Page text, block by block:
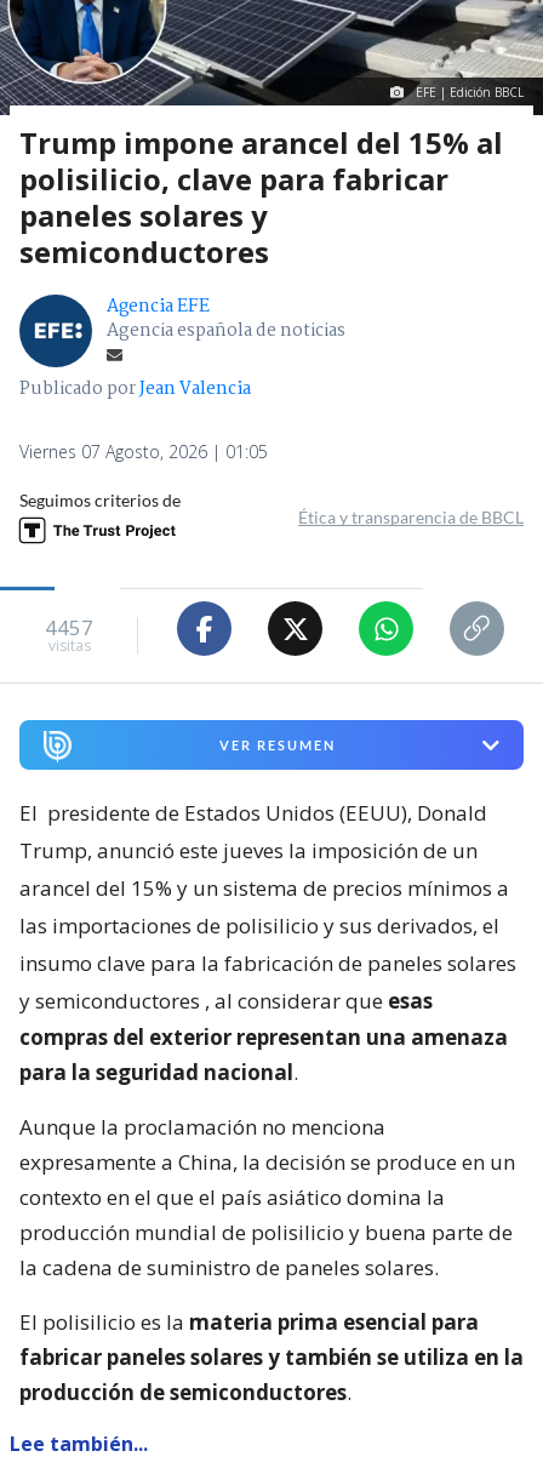
EFE | Edición BBCL
Trump impone arancel del 15% al
polisilicio, clave para fabricar
paneles solares y
semiconductores
Agencia EFE
Agencia española de noticias
Publicado porJean Valencia
Viernes 07 Agosto, 2026 | 01:05
Seguimos criterios de
Ética y transparencia de BBCL
4457
visitas
VER RESUMEN
El presidente de Estados Unidos (EEUU), Donald
Trump, anunció este jueves la imposición de un
arancel del 15% y un sistema de precios mínimos a
las importaciones de polisilicio y sus derivados, el
insumo clave para la fabricación de paneles solares
y semiconductores , al considerar que esas
compras del exterior representan una amenaza
para la seguridad nacional.
Aunque la proclamación no menciona
expresamente a China, la decisión se produce en un
contexto en el que el país asiático domina la
producción mundial de polisilicio y buena parte de
la cadena de suministro de paneles solares.
El polisilicio es la materia prima esencial para
fabricar paneles solares y también se utiliza en la
producción de semiconductores.
Lee también...